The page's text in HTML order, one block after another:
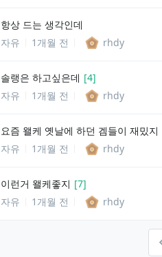
항상 드는 생각인데
자유
1개월 전 rhdy
솔랭은 하고싶은데 [4]
자유
1개월 전 rhdy
요즘 왤케 옛날에 하던 겜들이 재밌지
자유
1개월 전 rhdy
이런거 왤케좋지 [7]
자유
1개월 전 rhdy